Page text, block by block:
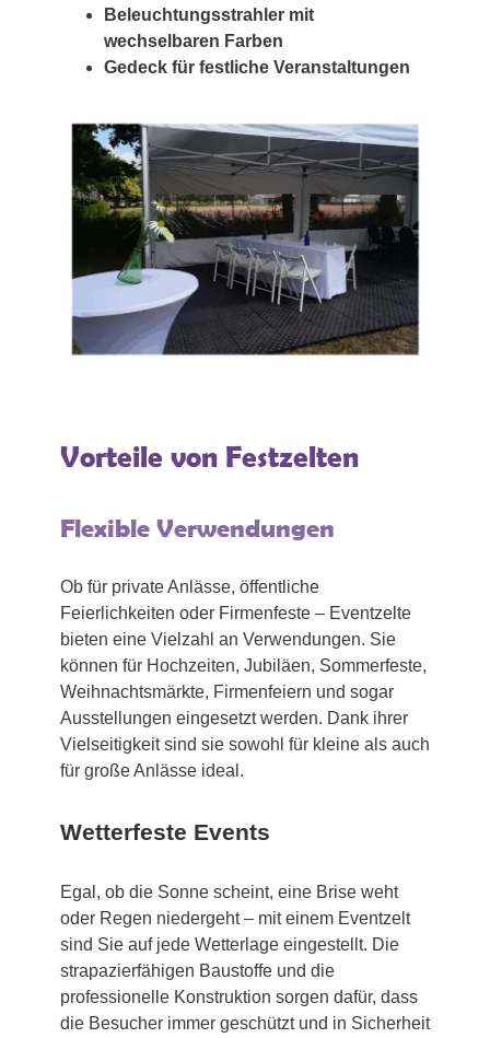
Beleuchtungsstrahler mit
wechselbaren Farben
Gedeck für festliche Veranstaltungen
Vorteile von Festzelten
Flexible Verwendungen
Ob für private Anlässe, öffentliche
Feierlichkeiten oder Firmenfeste – Eventzelte
bieten eine Vielzahl an Verwendungen. Sie
können für Hochzeiten, Jubiläen, Sommerfeste,
Weihnachtsmärkte, Firmenfeiern und sogar
Ausstellungen eingesetzt werden. Dank ihrer
Vielseitigkeit sind sie sowohl für kleine als auch
für große Anlässe ideal.
Wetterfeste Events
Egal, ob die Sonne scheint, eine Brise weht
oder Regen niedergeht – mit einem Eventzelt
sind Sie auf jede Wetterlage eingestellt. Die
strapazierfähigen Baustoffe und die
professionelle Konstruktion sorgen dafür, dass
die Besucher immer geschützt und in Sicherheit